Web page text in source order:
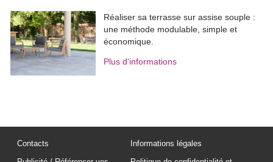
Réaliser sa terrasse sur assise souple :
une méthode modulable, simple et
économique.
Plus d'informations
Contacts
Informations légales